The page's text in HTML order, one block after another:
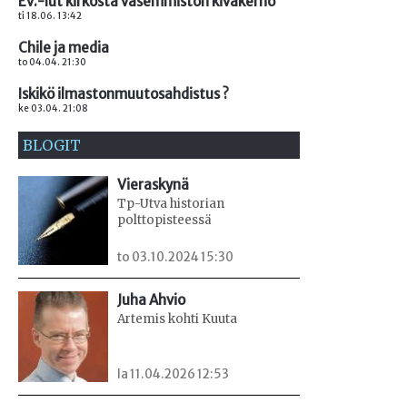
ti 18.06. 13:42
Chile ja media
to 04.04. 21:30
Iskikö ilmastonmuutosahdistus ?
ke 03.04. 21:08
BLOGIT
Vieraskynä
Tp-Utva historian
polttopisteessä
to 03.10.2024 15:30
Juha Ahvio
Artemis kohti Kuuta
la 11.04.2026 12:53